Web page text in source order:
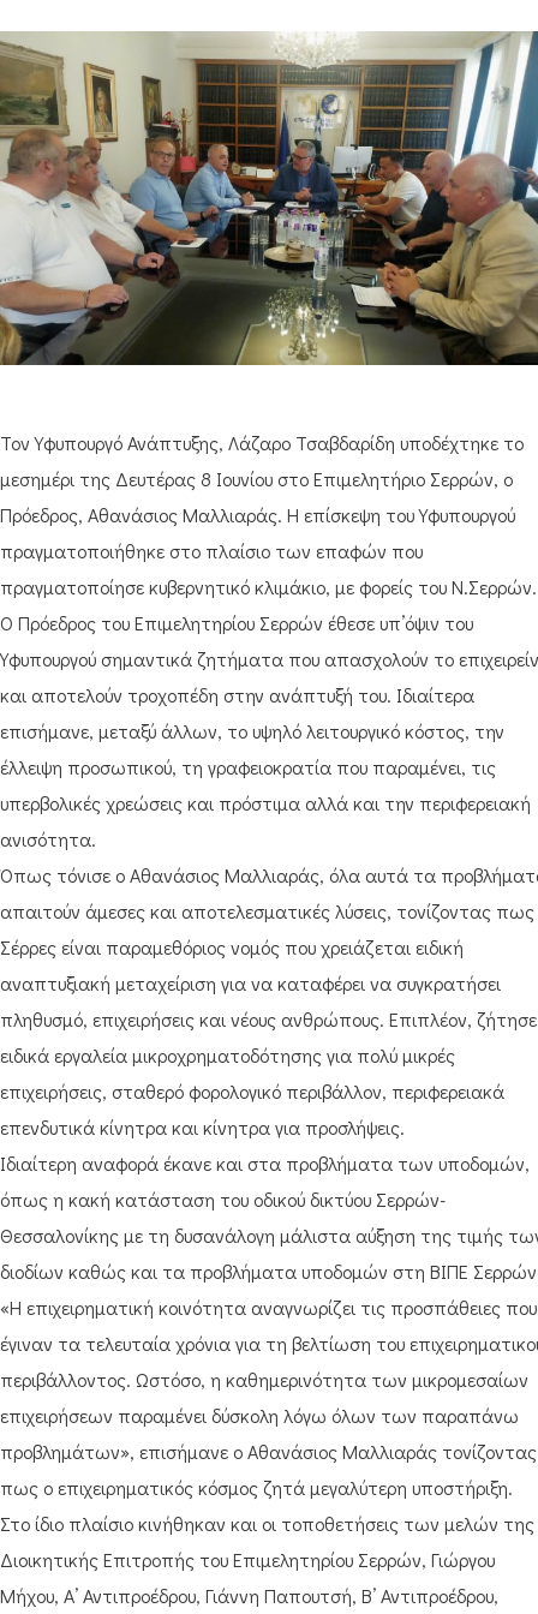
Τον Υφυπουργό Ανάπτυξης, Λάζαρο Τσαβδαρίδη υποδέχτηκε το
μεσημέρι της Δευτέρας 8 Ιουνίου στο Επιμελητήριο Σερρών, ο
Πρόεδρος, Αθανάσιος Μαλλιαράς. Η επίσκεψη του Υφυπουργού
πραγματοποιήθηκε στο πλαίσιο των επαφών που
πραγματοποίησε κυβερνητικό κλιμάκιο, με φορείς του Ν.Σερρών.
Ο Πρόεδρος του Επιμελητηρίου Σερρών έθεσε υπ’όψιν του
Υφυπουργού σημαντικά ζητήματα που απασχολούν το επιχειρείν
και αποτελούν τροχοπέδη στην ανάπτυξή του. Ιδιαίτερα
επισήμανε, μεταξύ άλλων, το υψηλό λειτουργικό κόστος, την
έλλειψη προσωπικού, τη γραφειοκρατία που παραμένει, τις
υπερβολικές χρεώσεις και πρόστιμα αλλά και την περιφερειακή
ανισότητα.
Όπως τόνισε ο Αθανάσιος Μαλλιαράς, όλα αυτά τα
απαιτούν άμεσες και αποτελεσματικές λύσεις, τονίζοντας πως
Σέρρες είναι παραμεθόριος νομός που χρειάζεται ειδική
αναπτυξιακή μεταχείριση για να καταφέρει να συγκρατήσει
πληθυσμό, επιχειρήσεις και νέους ανθρώπους. Επιπλέον, ζήτησε
ειδικά εργαλεία μικροχρηματοδότησης για πολύ μικρές
επιχειρήσεις, σταθερό φορολογικό περιβάλλον, περιφερειακά
επενδυτικά κίνητρα και κίνητρα για προσλήψεις.
Ιδιαίτερη αναφορά έκανε και στα προβλήματα των υποδομών,
όπως η κακή κατάσταση του οδικού δικτύου Σερρών-
Θεσσαλονίκης με τη δυσανάλογη μάλιστα αύξηση της τιμής
διοδίων καθώς και τα προβλήματα υποδομών στη ΒΙΠΕ
«Η επιχειρηματική κοινότητα αναγνωρίζει τις προσπάθειες που
έγιναν τα τελευταία χρόνια για τη βελτίωση του
περιβάλλοντος. Ωστόσο, η καθημερινότητα των μικρομεσαίων
επιχειρήσεων παραμένει δύσκολη λόγω όλων των παραπάνω
προβλημάτων», επισήμανε ο Αθανάσιος Μαλλιαράς τονίζοντας
πως ο επιχειρηματικός κόσμος ζητά μεγαλύτερη υποστήριξη.
Στο ίδιο πλαίσιο κινήθηκαν και οι τοποθετήσεις των μελών της
Διοικητικής Επιτροπής του Επιμελητηρίου Σερρών, Γιώργου
Μήχου, Α’ Αντιπροέδρου, Γιάννη Παπουτσή, Β’ Αντιπροέδρου,